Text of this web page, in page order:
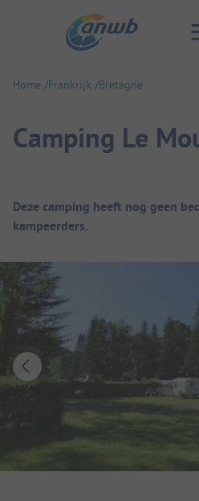
Home Frankrijk Bretagne
Camping Le
Camping overzicht
Deze camping heeft nog geen
kampeerders.